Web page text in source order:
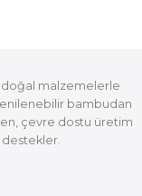
malzemelerle
bambudan
çevre dostu üretim
destekler.